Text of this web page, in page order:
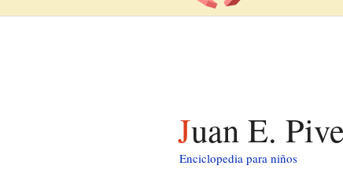
Juan E.
Enciclopedia para niños